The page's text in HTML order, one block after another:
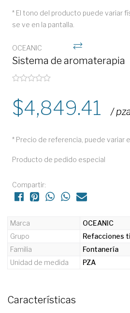
* El tono del producto puede variar
se ve en la pantalla.
OCEANIC
Sistema de aromaterapia
4,849.41 /
* Precio de referencia, puede variar
Producto de pedido especial
Compartir:
Marca
OCEANIC
Grupo
Refacciones
Familia
Fontanería
Unidad de medida
PZA
Características